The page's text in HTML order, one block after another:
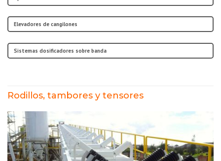
Elevadores de cangilones
Sistemas dosificadores sobre banda
Rodillos, tambores y tensores